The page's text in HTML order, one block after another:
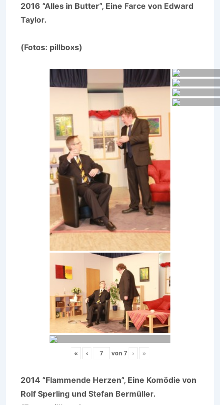
2016 “Alles in Butter”, Eine Farce von Edward
Taylor.
(Fotos: pillboxs)
« ‹ von 7 › »
2014 “Flammende Herzen”, Eine Komödie von
Rolf Sperling und Stefan Bermüller.